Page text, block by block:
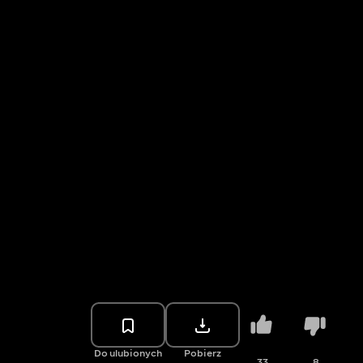
Do ulubionych Pobierz